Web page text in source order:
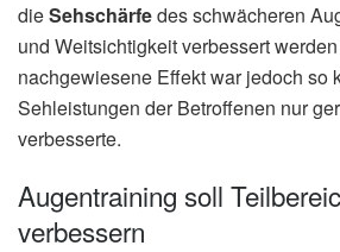
dieSehschärfedes schwächeren
und Weitsichtigkeit verbessert
nachgewiesene Effekt war jedoch so
Sehleistungen der Betroffenen nur
verbesserte.
Augentraining soll
verbessern